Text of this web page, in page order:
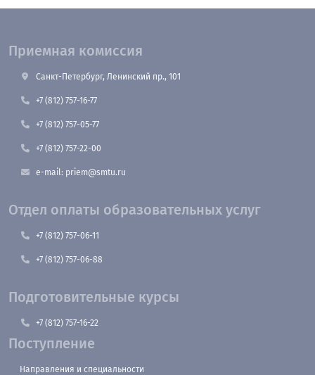
Приемная комиссия
Санкт-Петербург, Ленинский пр., 101
+7 (812) 757-16-77
+7 (812) 757-05-77
+7 (812) 757-22-00
e-mail: priem@smtu.ru
Отдел оплаты образовательных услуг
+7 (812) 757-06-11
+7 (812) 757-06-88
Подготовительные курсы
+7 (812) 757-16-22
Поступление
Направления и специальности